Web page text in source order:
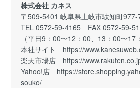
株式会社 カネス
〒509-5401 岐阜県土岐市駄知町977-
TEL 0572-59-4165 FAX 0572-59-
（平日9：00〜12：00、13：00〜17
本社サイト https://
楽天市場店 https://
Yahoo!店 https://
souko/